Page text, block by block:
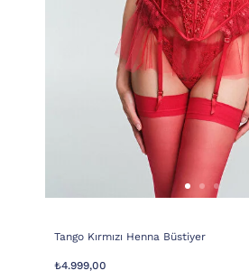
Tango Kırmızı Henna Büstiyer
₺4.999,00